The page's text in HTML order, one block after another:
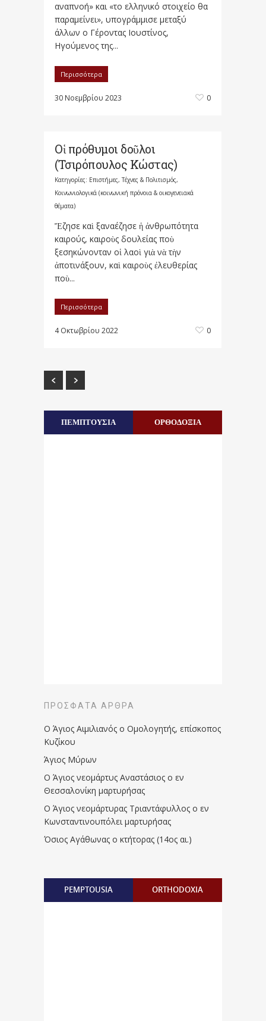
αναπνοή» και «το ελληνικό στοιχείο θα
παραμείνει», υπογράμμισε μεταξύ
άλλων ο Γέροντας Ιουστίνος,
Ηγούμενος της...
Περισσότερα
30 Νοεμβρίου 2023 0
Οἱ πρόθυμοι δοῦλοι
(Τσιρόπουλος Κώστας)
Κατηγορίες: Επιστήμες, Τέχνες & Πολιτισμός,
Κοινωνιολογικά (κοινωνική πρόνοια & οικογενειακά
θέματα)
Ἔζησε καὶ ξαναέζησε ἡ ἀνθρωπότητα
καιρούς, καιροὺς δουλείας ποὺ
ξεσηκώνονταν οἱ λαοὶ γιὰ νὰ τὴν
ἀποτινάξουν, καὶ καιροὺς ἐλευθερίας
ποὺ...
Περισσότερα
4 Οκτωβρίου 2022 0
ΠΕΜΠΤΟΥΣΙΑ ΟΡΘΟΔΟΞΙΑ
ΠΡΌΣΦΑΤΑ ΆΡΘΡΑ
Ο Άγιος Αιμιλιανός ο Ομολογητής, επίσκοπος
Κυζίκου
Άγιος Μύρων
Ο Άγιος νεομάρτυς Αναστάσιος ο εν
Θεσσαλονίκη μαρτυρήσας
Ο Άγιος νεομάρτυρας Τριαντάφυλλος ο εν
Κωνσταντινουπόλει μαρτυρήσας
Όσιος Αγάθωνας ο κτήτορας (14ος αι.)
PEMPTOUSIA ORTHODOXIA